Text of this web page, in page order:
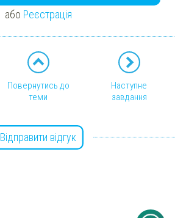
або Реєстрація
Повернутись до
теми
Наступне
завдання
Відправити відгук